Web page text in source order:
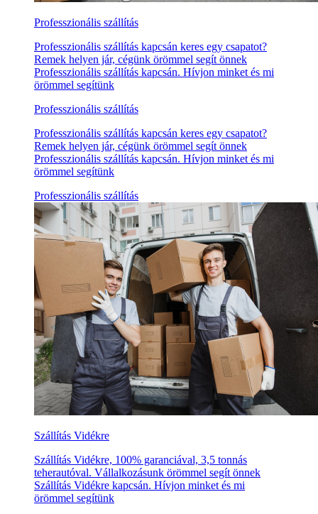
Professzionális szállítás
Professzionális szállítás kapcsán keres egy csapatot?
Remek helyen jár, cégünk örömmel segít önnek
Professzionális szállítás kapcsán. Hívjon minket és mi
örömmel segítünk
Professzionális szállítás
Professzionális szállítás kapcsán keres egy csapatot?
Remek helyen jár, cégünk örömmel segít önnek
Professzionális szállítás kapcsán. Hívjon minket és mi
örömmel segítünk
Professzionális szállítás
Szállítás Vidékre
Szállítás Vidékre, 100% garanciával, 3,5 tonnás
teherautóval. Vállalkozásunk örömmel segít önnek
Szállítás Vidékre kapcsán. Hívjon minket és mi
örömmel segítünk